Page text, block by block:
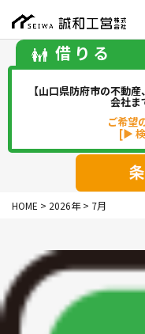
借りる
【山口県防府市の不動
会社ま
ご希望
[▶
アパート
駐車場
華浦
新田
HOME > 2026年> 7月